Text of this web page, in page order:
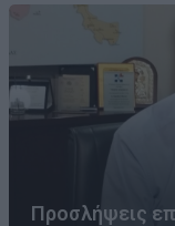
Προσλήψεις